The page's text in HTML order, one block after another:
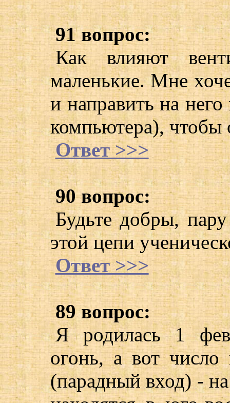
91 вопрос:
Как влияют
маленькие. Мне
и направить на
компьютера), чтобы
Ответ >>>
90 вопрос:
Будьте добры,
этой цепи
Ответ >>>
89 вопрос:
Я родилась 1
огонь, а вот
(парадный вход) -